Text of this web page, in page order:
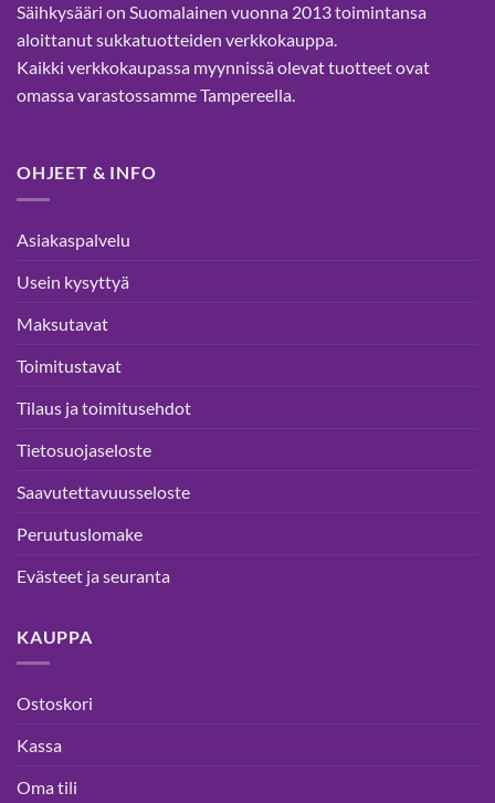
tuotteen
sivulla.
tuotteen
Säihkysääri on Suomalainen vuonna 2013 toimintansa
aloittanut sukkatuotteiden verkkokauppa.
Kaikki verkkokaupassa myynnissä olevat tuotteet ovat
omassa varastossamme Tampereella.
OHJEET & INFO
Asiakaspalvelu
Usein kysyttyä
Maksutavat
Toimitustavat
Tilaus ja toimitusehdot
Tietosuojaseloste
Saavutettavuusseloste
Peruutuslomake
Evästeet ja seuranta
KAUPPA
Ostoskori
Kassa
Oma tili